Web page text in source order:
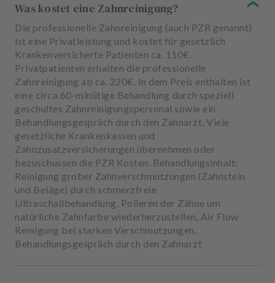
Was kostet eine Zahnreinigung?
Die professionelle Zahnreinigung (auch PZR genannt)
ist eine Privatleistung und kostet für gesetzlich
Krankenversicherte Patienten ca. 110€.
Privatpatienten erhalten die professionelle
Zahnreinigung ab ca. 220€. In dem Preis enthalten ist
eine circa 60-minütige Behandlung durch speziell
geschultes Zahnreinigungspersonal sowie ein
Behandlungsgespräch durch den Zahnarzt. Viele
gesetzliche Krankenkassen und
Zahnzusatzversicherungen übernehmen oder
bezuschussen die PZR Kosten. Behandlungsinhalt:
Reinigung grober Zahnverschmutzungen (Zahnstein
und Beläge) durch schmerzfreie
Ultraschallbehandlung, Polieren der Zähne um
natürliche Zahnfarbe wiederherzustellen, Air Flow
Reinigung bei starken Verschmutzungen,
Behandlungsgespräch durch den Zahnarzt